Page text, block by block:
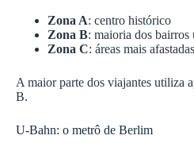
Zona A: centro histórico
Zona B: maioria dos bairros
Zona C: áreas mais
A maior parte dos viajantes utiliza
B.
U-Bahn: o metrô de Berlim